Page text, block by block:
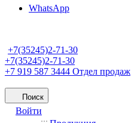
WhatsApp
+7(35245)2-71-30
+7(35245)2-71-30
+7 919 587 3444 Отдел продаж
Поиск
Войти